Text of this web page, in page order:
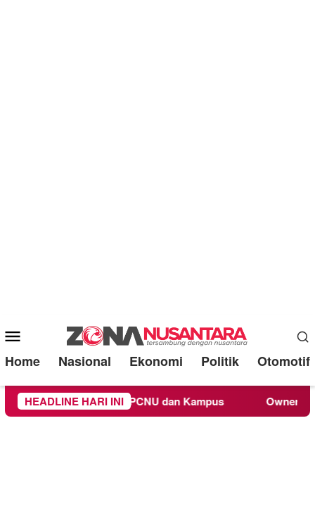
Mobile
Menu
Home Nasional Ekonomi Politik Otomotif
HEADLINE HARI INI
PCNU dan Kampus Owner Dupli Dining and